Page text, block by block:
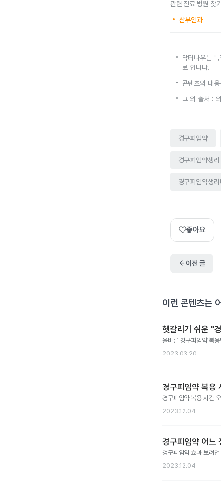
관련 진료 병원 찾
산부인과
닥터나우는
로 합니다.
콘텐츠의 내
그 외 출처 :
경구피임약
경구피임약생리
경구피임약생
좋아요
arrow_back이전 글
이런 콘텐츠는
헷갈리기 쉬운 "
올바른 경구피임약 복
2023.03.20
경구피임약 복용
경구피임약 복용 시간
2023.12.04
경구피임약 어느
경구피임약 효과 보려
2023.12.04